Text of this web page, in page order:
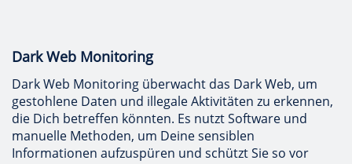
Dark Web Monitoring
Dark Web Monitoring überwacht das Dark Web, um
gestohlene Daten und illegale Aktivitäten zu erkennen,
die Dich betreffen könnten. Es nutzt Software und
manuelle Methoden, um Deine sensiblen
Informationen aufzuspüren und schützt Sie so vor